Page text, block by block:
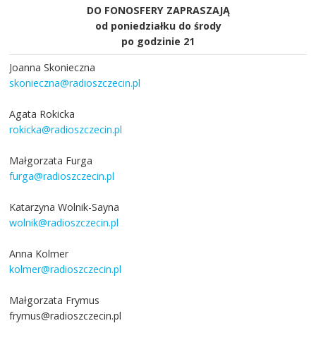
DO FONOSFERY ZAPRASZAJĄ
od poniedziałku do środy
po godzinie 21
Joanna Skonieczna
skonieczna@radioszczecin.pl
Agata Rokicka
rokicka@radioszczecin.pl
Małgorzata Furga
furga@radioszczecin.pl
Katarzyna Wolnik-Sayna
wolnik@radioszczecin.pl
Anna Kolmer
kolmer@radioszczecin.pl
Małgorzata Frymus
frymus@radioszczecin.pl